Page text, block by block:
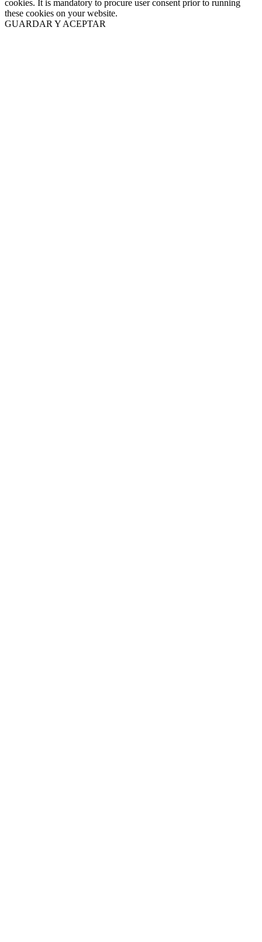
cookies. It is mandatory to procure user consent prior to running
these cookies on your website.
GUARDAR Y ACEPTAR